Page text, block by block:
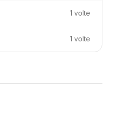
1 volte
1 volte